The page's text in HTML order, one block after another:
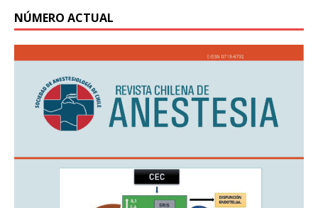
NÚMERO ACTUAL